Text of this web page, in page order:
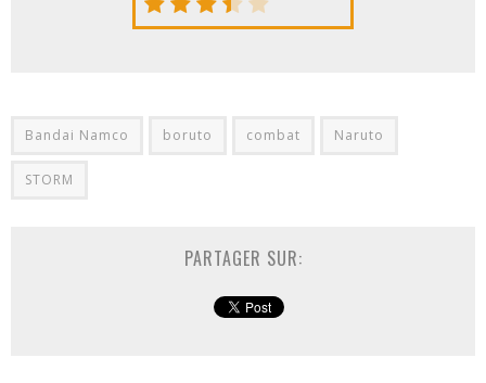
Bandai Namco boruto combat Naruto
STORM
PARTAGER SUR: